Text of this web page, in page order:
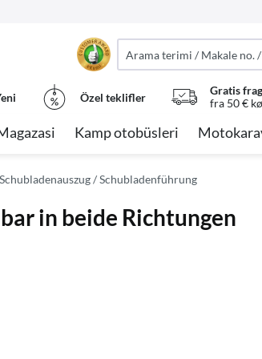
Özel teklifler
Gratis
fra 50 €
Kamp otobüsleri
Schubladenauszug / Schubladenführung
in beide Richtungen